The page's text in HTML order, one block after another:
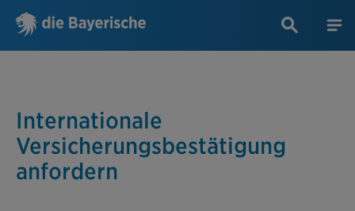
Internationale
Versicherungsbestätigung
anfordern